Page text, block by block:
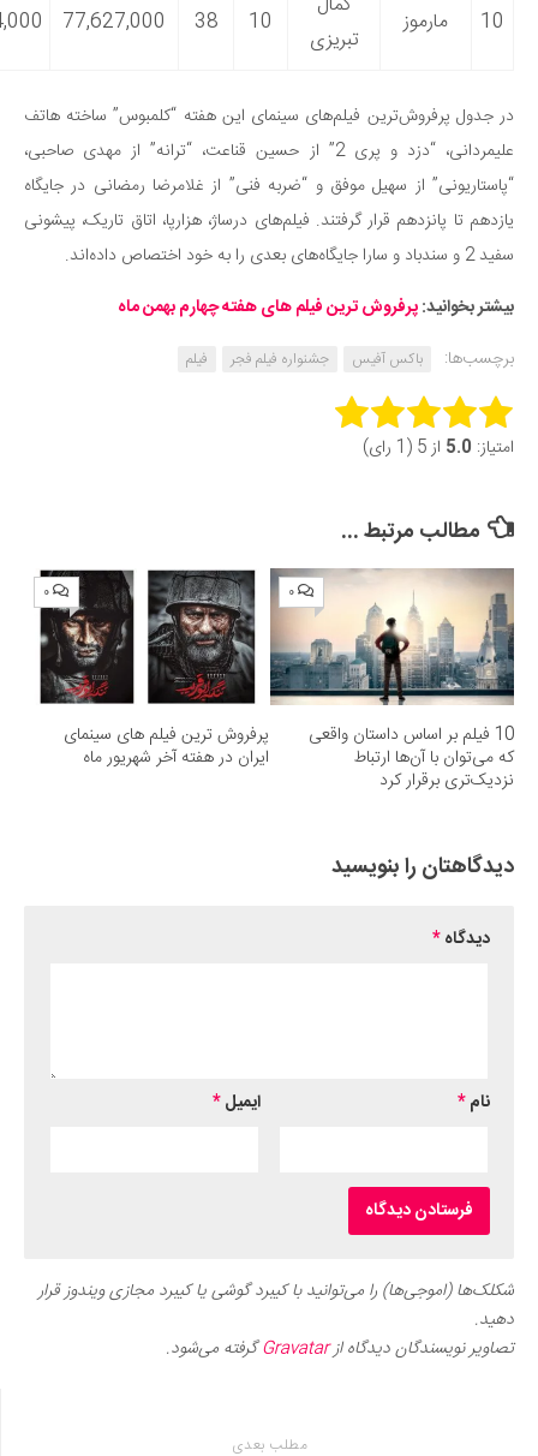
تبریزی
77,627,000
6,405,204,000
فیلم‌های سینمای این هفته “کلمبوس” ساخته هاتف
علیمردانی، “دزد و پری 2” از حسین قناعت، “ترانه” از مهدی صاحبی،
از سهیل موفق و “ضربه فنی” از غلامرضا رمضانی در جایگاه
قرار گرفتند. فیلم‌های درساژ، هزارپا، اتاق تاریک، پیشونی
پرفروش ترین فیلم های هفته چهارم بهمن ماه
باکس آفیس جشنواره فیلم فجر فیلم
Rate
مرتبط ...
اساس داستان واقعی
آن‌ها ارتباط
کرد
پرفروش ترین فیلم های سینمای
ایران در هفته آخر شهریور ماه
را بنویسید
را می‌توانید با کیبرد گوشی یا کیبرد مجازی ویندوز قرار
دیدگاه ازGravatarگرفته می‌شود.